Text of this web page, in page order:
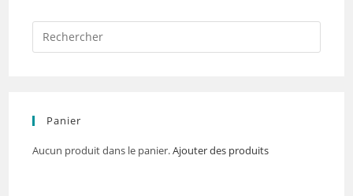
Panier
Aucun produit dans le panier.Ajouter des produits